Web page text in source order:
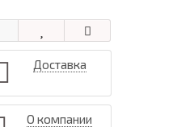
Доставка
О компании